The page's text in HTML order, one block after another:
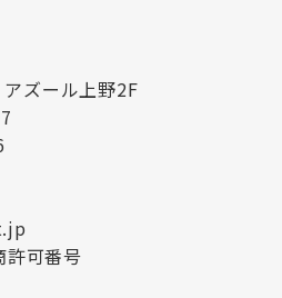
ズール上野2F
許可番号